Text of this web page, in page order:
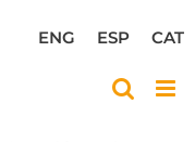
CAT
ESP
ENG